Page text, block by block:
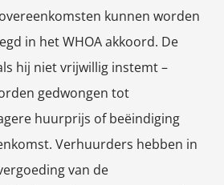
kunnen worden
in het WHOA akkoord. De
hij niet vrijwillig instemt –
gedwongen tot
huurprijs of beëindiging
Verhuurders hebben in
van de